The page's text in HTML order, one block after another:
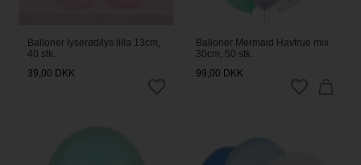
Balloner lyserød/lys lilla 13cm,
40 stk.
39,00 DKK
Balloner Mermaid Havfrue mix
30cm, 50 stk.
99,00 DKK